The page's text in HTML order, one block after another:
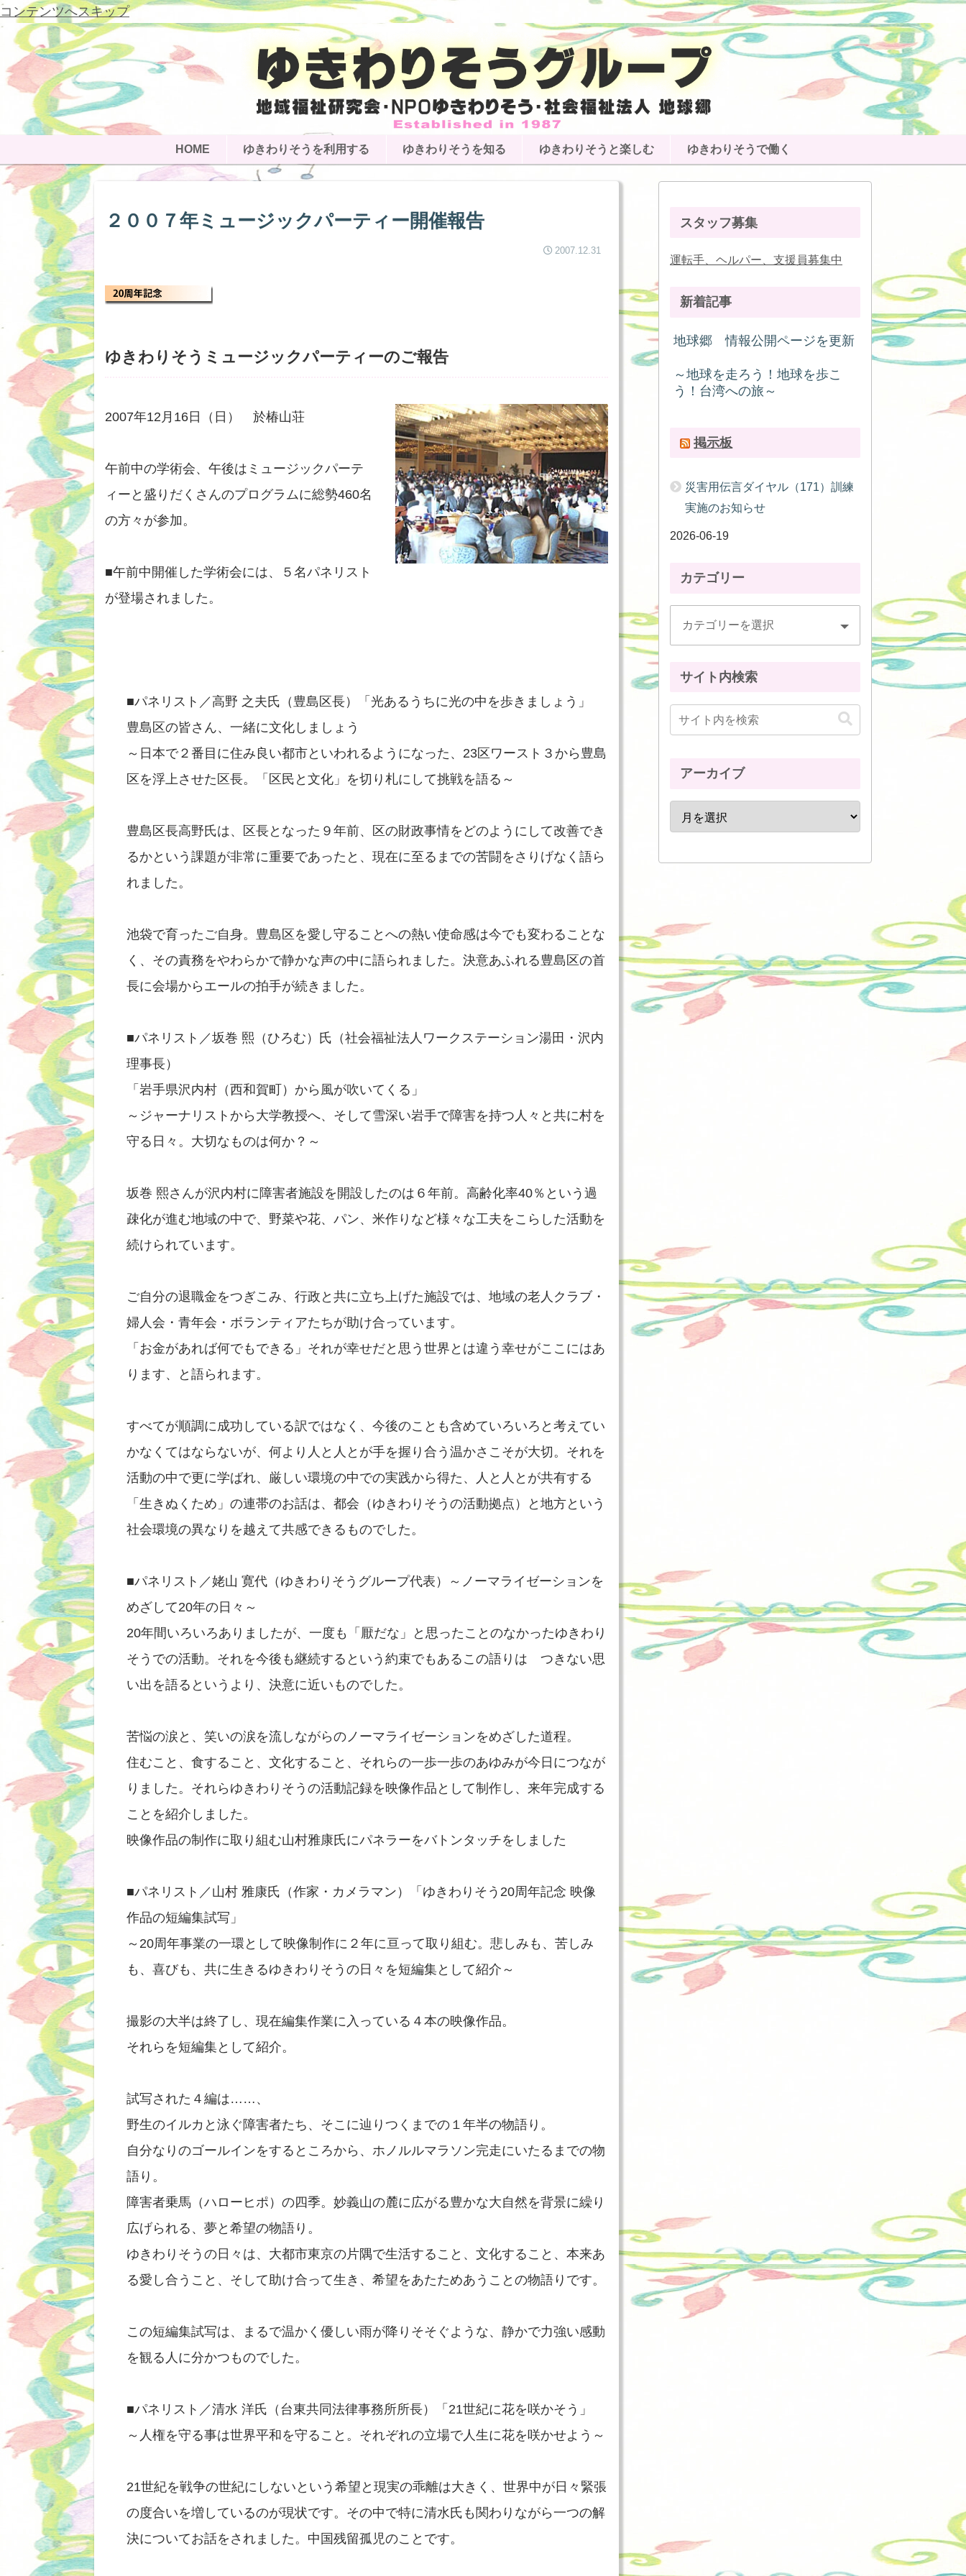
コンテンツへスキップ
HOME ゆきわりそうを利用する ゆきわりそうを知る ゆきわりそうと楽しむ ゆきわりそうで働く
２００７年ミュージックパーティー開催報告
2007.12.31
ゆきわりそうミュージックパーティーのご報告
2007年12月16日（日） 於椿山荘
午前中の学術会、午後はミュージックパーテ
ィーと盛りだくさんのプログラムに総勢460名
の方々が参加。
■午前中開催した学術会には、５名パネリスト
が登場されました。
■パネリスト／高野 之夫氏（豊島区長）「光あるうちに光の中を歩きましょう」
豊島区の皆さん、一緒に文化しましょう
～日本で２番目に住み良い都市といわれるようになった、23区ワースト３から豊島
区を浮上させた区長。「区民と文化」を切り札にして挑戦を語る～
豊島区長高野氏は、区長となった９年前、区の財政事情をどのようにして改善でき
るかという課題が非常に重要であったと、現在に至るまでの苦闘をさりげなく語ら
れました。
池袋で育ったご自身。豊島区を愛し守ることへの熱い使命感は今でも変わることな
く、その責務をやわらかで静かな声の中に語られました。決意あふれる豊島区の首
長に会場からエールの拍手が続きました。
■パネリスト／坂巻 熙（ひろむ）氏（社会福祉法人ワークステーション湯田・沢内
理事長）
「岩手県沢内村（西和賀町）から風が吹いてくる」
～ジャーナリストから大学教授へ、そして雪深い岩手で障害を持つ人々と共に村を
守る日々。大切なものは何か？～
坂巻 熙さんが沢内村に障害者施設を開設したのは６年前。高齢化率40％という過
疎化が進む地域の中で、野菜や花、パン、米作りなど様々な工夫をこらした活動を
続けられています。
ご自分の退職金をつぎこみ、行政と共に立ち上げた施設では、地域の老人クラブ・
婦人会・青年会・ボランティアたちが助け合っています。
「お金があれば何でもできる」それが幸せだと思う世界とは違う幸せがここにはあ
ります、と語られます。
すべてが順調に成功している訳ではなく、今後のことも含めていろいろと考えてい
かなくてはならないが、何より人と人とが手を握り合う温かさこそが大切。それを
活動の中で更に学ばれ、厳しい環境の中での実践から得た、人と人とが共有する
「生きぬくため」の連帯のお話は、都会（ゆきわりそうの活動拠点）と地方という
社会環境の異なりを越えて共感できるものでした。
■パネリスト／姥山 寛代（ゆきわりそうグループ代表）～ノーマライゼーションを
めざして20年の日々～
20年間いろいろありましたが、一度も「厭だな」と思ったことのなかったゆきわり
そうでの活動。それを今後も継続するという約束でもあるこの語りは つきない思
い出を語るというより、決意に近いものでした。
苦悩の涙と、笑いの涙を流しながらのノーマライゼーションをめざした道程。
住むこと、食すること、文化すること、それらの一歩一歩のあゆみが今日につなが
りました。それらゆきわりそうの活動記録を映像作品として制作し、来年完成する
ことを紹介しました。
映像作品の制作に取り組む山村雅康氏にパネラーをバトンタッチをしました
■パネリスト／山村 雅康氏（作家・カメラマン）「ゆきわりそう20周年記念 映像
作品の短編集試写」
～20周年事業の一環として映像制作に２年に亘って取り組む。悲しみも、苦しみ
も、喜びも、共に生きるゆきわりそうの日々を短編集として紹介～
撮影の大半は終了し、現在編集作業に入っている４本の映像作品。
それらを短編集として紹介。
試写された４編は……、
野生のイルカと泳ぐ障害者たち、そこに辿りつくまでの１年半の物語り。
自分なりのゴールインをするところから、ホノルルマラソン完走にいたるまでの物
語り。
障害者乗馬（ハローヒポ）の四季。妙義山の麓に広がる豊かな大自然を背景に繰り
広げられる、夢と希望の物語り。
ゆきわりそうの日々は、大都市東京の片隅で生活すること、文化すること、本来あ
る愛し合うこと、そして助け合って生き、希望をあたためあうことの物語りです。
この短編集試写は、まるで温かく優しい雨が降りそそぐような、静かで力強い感動
を観る人に分かつものでした。
■パネリスト／清水 洋氏（台東共同法律事務所所長）「21世紀に花を咲かそう」
～人権を守る事は世界平和を守ること。それぞれの立場で人生に花を咲かせよう～
21世紀を戦争の世紀にしないという希望と現実の乖離は大きく、世界中が日々緊張
の度合いを増しているのが現状です。その中で特に清水氏も関わりながら一つの解
決についてお話をされました。中国残留孤児のことです。
スタッフ募集
運転手、ヘルパー、支援員募集中
新着記事
地球郷 情報公開ページを更新
～地球を走ろう！地球を歩こ
う！台湾への旅～
掲示板
災害用伝言ダイヤル（171）訓練
実施のお知らせ
2026-06-19
カテゴリー
サイト内検索
アーカイブ